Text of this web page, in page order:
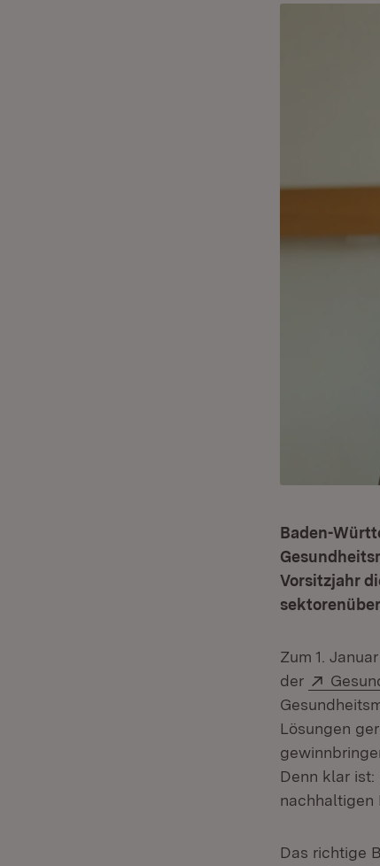
Baden-
Vorsitzjahr
Zum 1.
der
Extern:
Lösungen
Denn klar
nachhaltigen
Das richtige